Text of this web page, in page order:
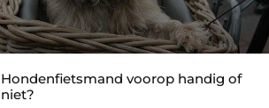
Hondenfietsmand voorop handig of
niet?